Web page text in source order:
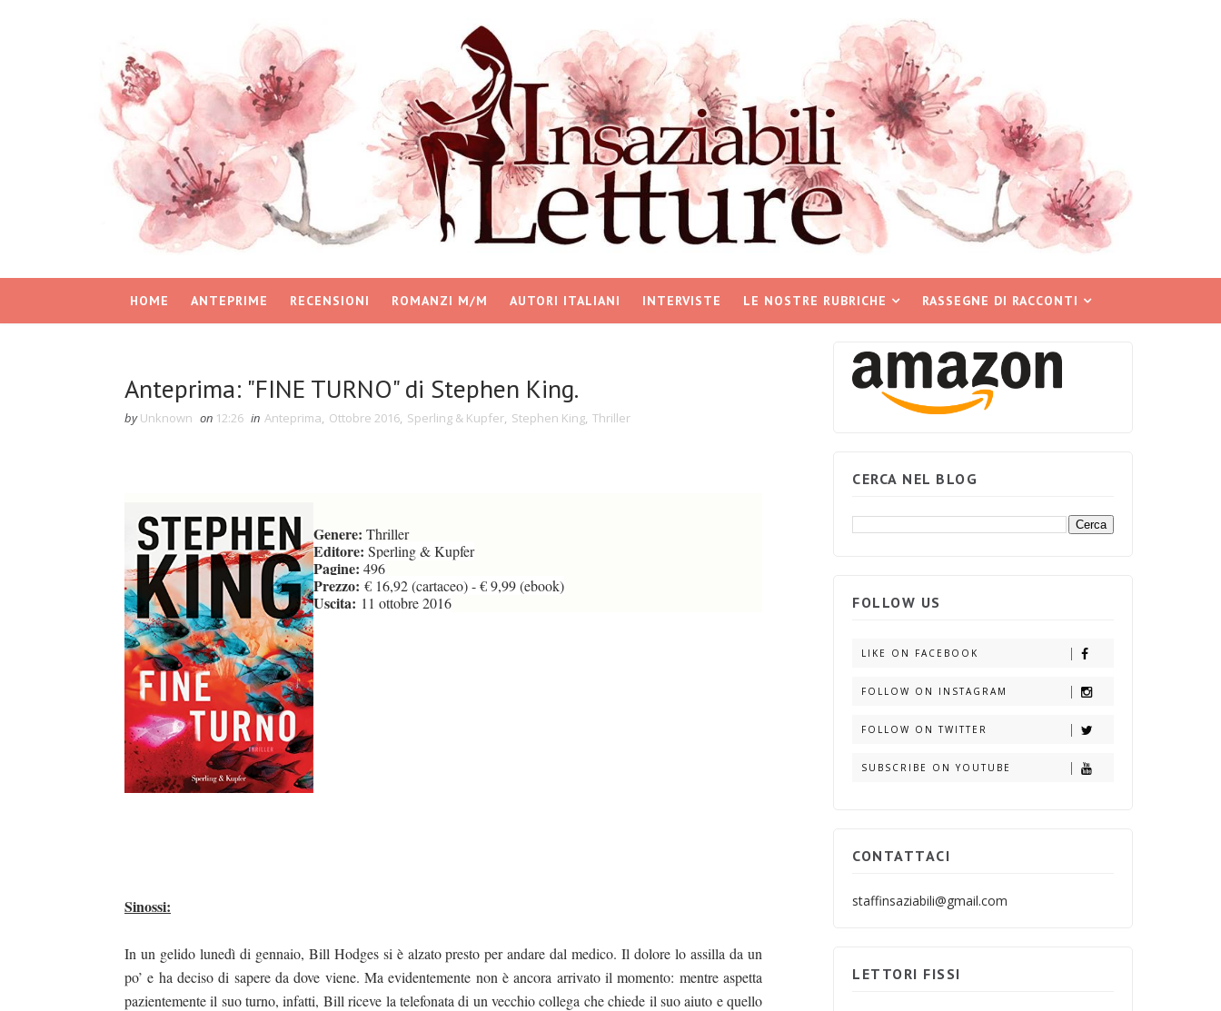
HOME ANTEPRIME RECENSIONI ROMANZI M/M AUTORI ITALIANI INTERVISTE LE NOSTRE RUBRICHE RASSEGNE DI RACCONTI
Anteprima: "FINE TURNO" di Stephen King.
by Unknown on 12:26 in Anteprima, Ottobre 2016, Sperling & Kupfer, Stephen King, Thriller
Genere: Thriller
Editore: Sperling & Kupfer
Pagine: 496
Prezzo: € 16,92 (cartaceo) - € 9,99 (ebook)
Uscita: 11 ottobre 2016
Sinossi:
In un gelido lunedì di gennaio, Bill Hodges si è alzato presto per andare dal medico. Il dolore lo assilla da un
po’ e ha deciso di sa­pere da dove viene. Ma evidentemente non è ancora arrivato il momento: mentre aspetta
pazientemente il suo turno, infatti, Bill riceve la telefonata di un vecchio collega che chiede il suo aiuto e quello
CERCA NEL BLOG
FOLLOW US
LIKE ON FACEBOOK
FOLLOW ON INSTAGRAM
FOLLOW ON TWITTER
SUBSCRIBE ON YOUTUBE
CONTATTACI
staffinsaziabili@gmail.com
LETTORI FISSI